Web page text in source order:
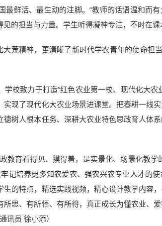
鲜活、最生动的注脚。”教师的话语温和而
的担当与力量。学生听得凝神专注，不时在课
荒精神，更清晰了新时代学农青年的使命担
校致力于打造“红色农业第一校、现代化大农
现了现代化大农业场景进课堂。把春耕一线
树人根本任务、深耕大农业特色思政育人体
育看得见、摸得着，是实景化、场景化教学
记培养更多知农爱农、强农兴农专业人才的
的特点，精选实践视频，精心设计教学内容
思、有所悟、有所得，真正成长为懂农业、
讯员 徐小添）